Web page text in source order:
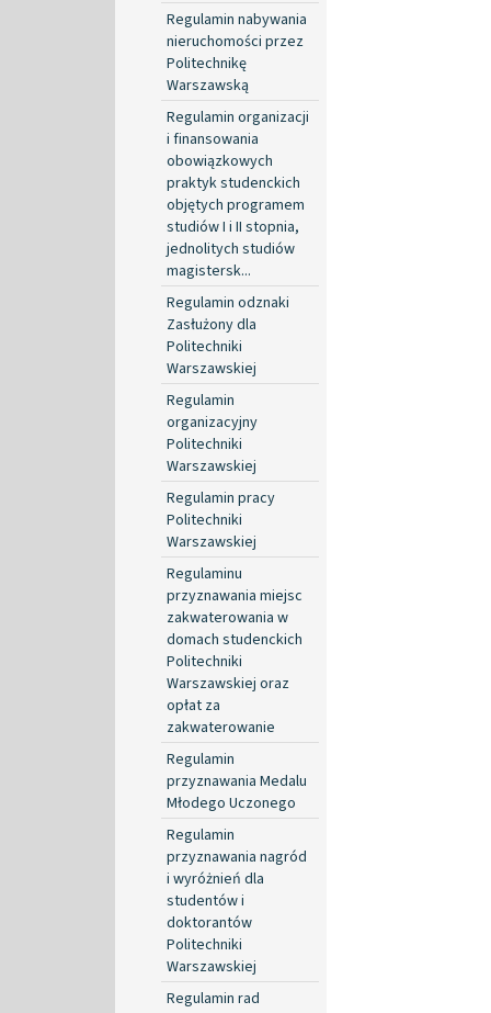
Regulamin nabywania
nieruchomości przez
Politechnikę
Warszawską
Regulamin organizacji
i finansowania
obowiązkowych
praktyk studenckich
objętych programem
studiów I i II stopnia,
jednolitych studiów
magistersk...
Regulamin odznaki
Zasłużony dla
Politechniki
Warszawskiej
Regulamin
organizacyjny
Politechniki
Warszawskiej
Regulamin pracy
Politechniki
Warszawskiej
Regulaminu
przyznawania miejsc
zakwaterowania w
domach studenckich
Politechniki
Warszawskiej oraz
opłat za
zakwaterowanie
Regulamin
przyznawania Medalu
Młodego Uczonego
Regulamin
przyznawania nagród
i wyróżnień dla
studentów i
doktorantów
Politechniki
Warszawskiej
Regulamin rad